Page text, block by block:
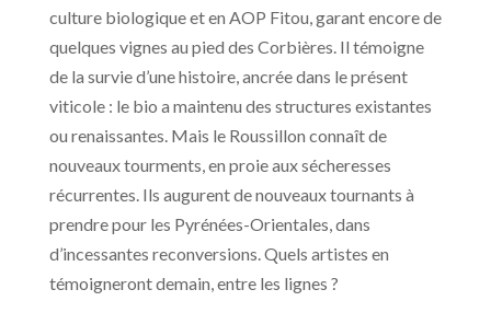
culture biologique et en AOP Fitou, garant encore de
quelques vignes au pied des Corbières. Il témoigne
de la survie d’une histoire, ancrée dans le présent
viticole : le bio a maintenu des structures existantes
ou renaissantes. Mais le Roussillon connaît de
nouveaux tourments, en proie aux sécheresses
récurrentes. Ils augurent de nouveaux tournants à
prendre pour les Pyrénées-Orientales, dans
d’incessantes reconversions. Quels artistes en
témoigneront demain, entre les lignes ?